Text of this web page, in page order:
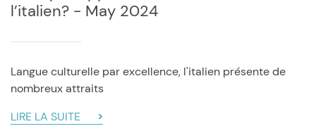
l’italien? - May 2024
Langue culturelle par excellence, l'italien présente de
nombreux attraits
LIRE LA SUITE